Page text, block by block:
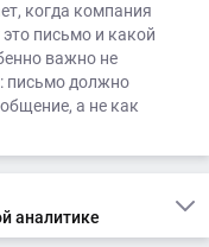
когда компания
письмо и какой
важно не
письмо должно
а не как
аналитике